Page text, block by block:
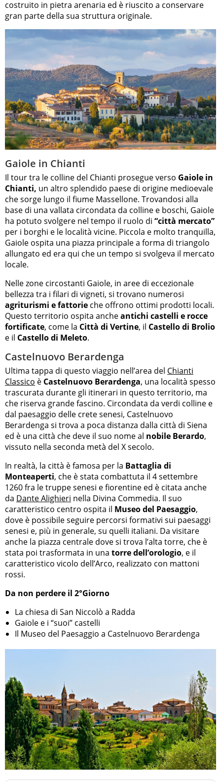
costruito in pietra arenaria ed è riuscito a conservare
gran parte della sua struttura originale.
Gaiole in Chianti
Il tour tra le colline del Chianti prosegue verso Gaiole in
Chianti, un altro splendido paese di origine medioevale
che sorge lungo il fiume Massellone. Trovandosi alla
base di una vallata circondata da colline e boschi, Gaiole
ha potuto svolgere nel tempo il ruolo di “città mercato”
per i borghi e le località vicine. Piccola e molto tranquilla,
Gaiole ospita una piazza principale a forma di triangolo
allungato ed era qui che un tempo si svolgeva il mercato
locale.
Nelle zone circostanti Gaiole, in aree di eccezionale
bellezza tra i filari di vigneti, si trovano numerosi
agriturismi e fattorie che offrono ottimi prodotti locali.
Questo territorio ospita ancheantichi castelli e rocce
fortificate, come la Città di Vertine, il Castello di Brolio
e il Castello di Meleto.
Castelnuovo Berardenga
Ultima tappa di questo viaggio nell’area del Chianti
Classico è Castelnuovo Berardenga, una località spesso
trascurata durante gli itinerari in questo territorio, ma
che riserva grande fascino. Circondata da verdi colline e
dal paesaggio delle crete senesi, Castelnuovo
Berardenga si trova a poca distanza dalla città di Siena
ed è una città che deve il suo nome al nobile Berardo,
vissuto nella seconda metà del X secolo.
In realtà, la città è famosa per la Battaglia di
Monteaperti, che è stata combattuta il 4 settembre
1260 fra le truppe senesi e fiorentine ed è citata anche
da Dante Alighieri nella Divina Commedia. Il suo
caratteristico centro ospita il Museo del Paesaggio,
dove è possibile seguire percorsi formativi sui paesaggi
senesi e, più in generale, su quelli italiani. Da visitare
anche la piazza centrale dove si trova l’alta torre, che è
stata poi trasformata in una torre dell’orologio, e il
caratteristico vicolo dell’Arco, realizzato con mattoni
rossi.
Da non perdere il 2°Giorno
La chiesa di San Niccolò a Radda
Gaiole e i “suoi” castelli
Il Museo del Paesaggio a Castelnuovo Berardenga